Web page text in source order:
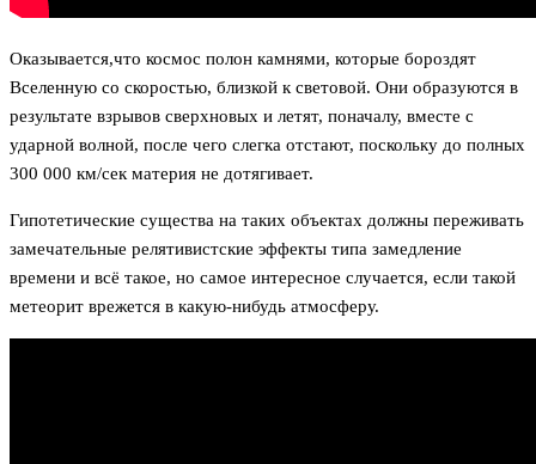
Оказывается,что космос полон камнями, которые бороздят
Вселенную со скоростью, близкой к световой. Они образуются в
результате взрывов сверхновых и летят, поначалу, вместе с
ударной волной, после чего слегка отстают, поскольку до полных
300 000 км/сек материя не дотягивает.
Гипотетические существа на таких объектах должны переживать
замечательные релятивистские эффекты типа замедление
времени и всё такое, но самое интересное случается, если такой
метеорит врежется в какую-нибудь атмосферу.